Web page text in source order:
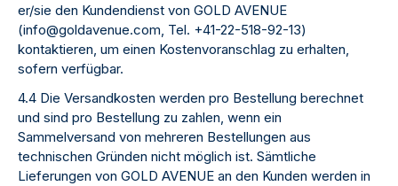
er/sie den Kundendienst von GOLD AVENUE
(info@goldavenue.com, Tel. +41-22-518-92-13)
kontaktieren, um einen Kostenvoranschlag zu erhalten,
sofern verfügbar.
4.4 Die Versandkosten werden pro Bestellung berechnet
und sind pro Bestellung zu zahlen, wenn ein
Sammelversand von mehreren Bestellungen aus
technischen Gründen nicht möglich ist. Sämtliche
Lieferungen von GOLD AVENUE an den Kunden werden in